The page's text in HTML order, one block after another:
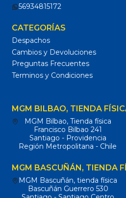
56934815172
CATEGORÍAS
Despachos
Cambios y Devoluciones
Preguntas Frecuentes
Terminos y Condiciones
MGM BILBAO, TIENDA
MGM Bilbao, Tienda física
Francisco Bilbao 241
Santiago - Providencia
Región Metropolitana - Chile
MGM BASCUÑÁN, TIENDA
MGM Bascuñán, tienda física
Bascuñán Guerrero 530